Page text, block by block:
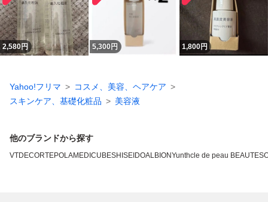
2,580円 5,300 円 1,800円
Yahoo!フリマ
コスメ、美容、ヘアケア
スキンケア、基礎化粧品
美容液
他のブランドから探す
VTDECORTEPOLAMEDICUBESHISEIDOALBIONYunthcle de peau BEAUTE